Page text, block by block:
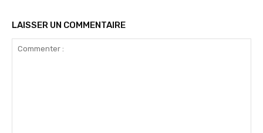
LAISSER UN COMMENTAIRE